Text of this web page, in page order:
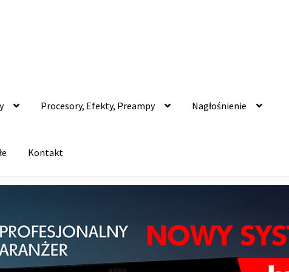
Procesory, Efekty, Preampy Nagłośnienie
Kontakt